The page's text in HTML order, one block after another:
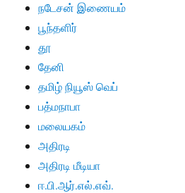
நடேசன் இணையம்
பூந்தளிர்
தூ
தேனி
தமிழ் நியூஸ் வெப்
பத்மநாபா
மலையகம்
அதிரடி
அதிரடி மீடியா
ஈ.பி.ஆர்.எல்.எவ்.